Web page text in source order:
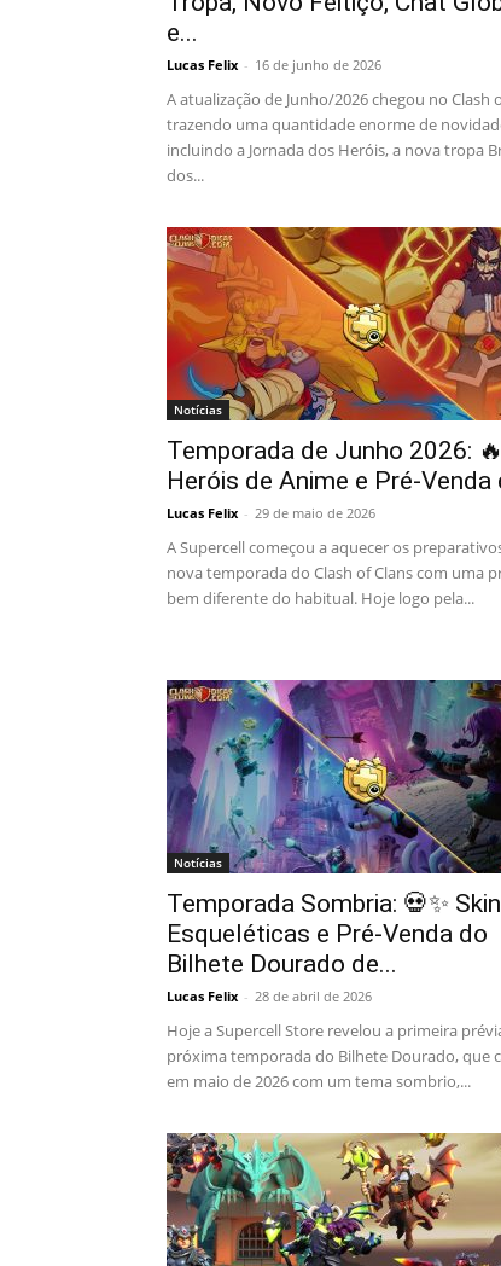
e...
Lucas Felix - 16 de junho de 2026
A atualização de Junho/2026 chegou no Clash
trazendo uma quantidade enorme de
incluindo a Jornada dos Heróis, a nova tropa
dos...
Notícias
Temporada de Junho 2026:
Heróis de Anime e Pré-Venda
Lucas Felix - 29 de maio de 2026
A Supercell começou a aquecer os
nova temporada do Clash of Clans com uma
bem diferente do habitual. Hoje logo pela...
Notícias
Temporada Sombria: 💀✨
Esqueléticas e Pré-Venda do
Bilhete Dourado de...
Lucas Felix - 28 de abril de 2026
Hoje a Supercell Store revelou a primeira
próxima temporada do Bilhete Dourado, que
em maio de 2026 com um tema sombrio,...